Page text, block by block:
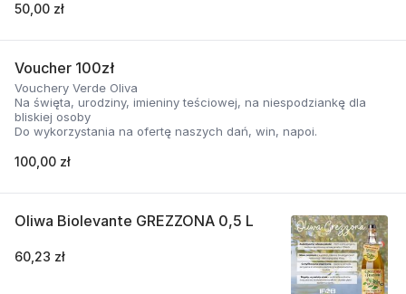
50,00 zł
Voucher 100zł
Vouchery Verde Oliva
Na święta, urodziny, imieniny teściowej, na niespodziankę dla
bliskiej osoby
Do wykorzystania na ofertę naszych dań, win, napoi.
100,00 zł
Oliwa Biolevante GREZZONA 0,5 L
60,23 zł